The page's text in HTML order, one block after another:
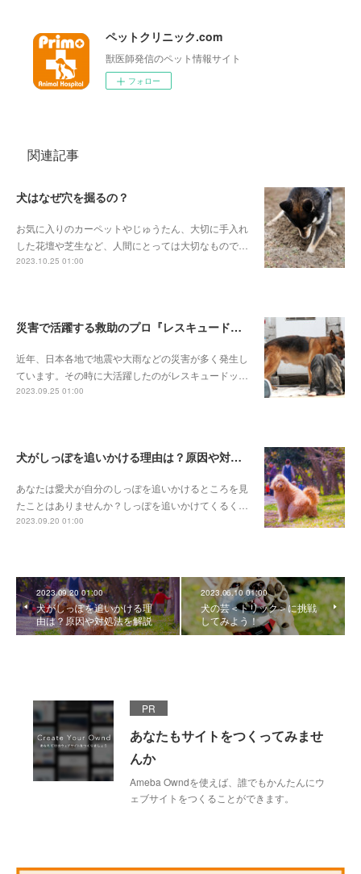
ペットクリニック.com
獣医師発信のペット情報サイト
フォロー
関連記事
犬はなぜ穴を掘るの？
お気に入りのカーペットやじゅうたん、大切に手入れ
した花壇や芝生など、人間にとっては大切なもので…
2023.10.25 01:00
災害で活躍する救助のプロ『レスキュードッグ』とは
近年、日本各地で地震や大雨などの災害が多く発生し
ています。その時に大活躍したのがレスキュードッ…
2023.09.25 01:00
犬がしっぽを追いかける理由は？原因や対処法を解説
あなたは愛犬が自分のしっぽを追いかけるところを見
たことはありませんか？しっぽを追いかけてくるく…
2023.09.20 01:00
2023.09.20 01:00
犬がしっぽを追いかける理
由は？原因や対処法を解説
2023.06.10 01:00
犬の芸＜トリック＞に挑戦
してみよう！
PR
あなたもサイトをつくってみませ
んか
Ameba Owndを使えば、誰でもかんたんにウ
ェブサイトをつくることができます。